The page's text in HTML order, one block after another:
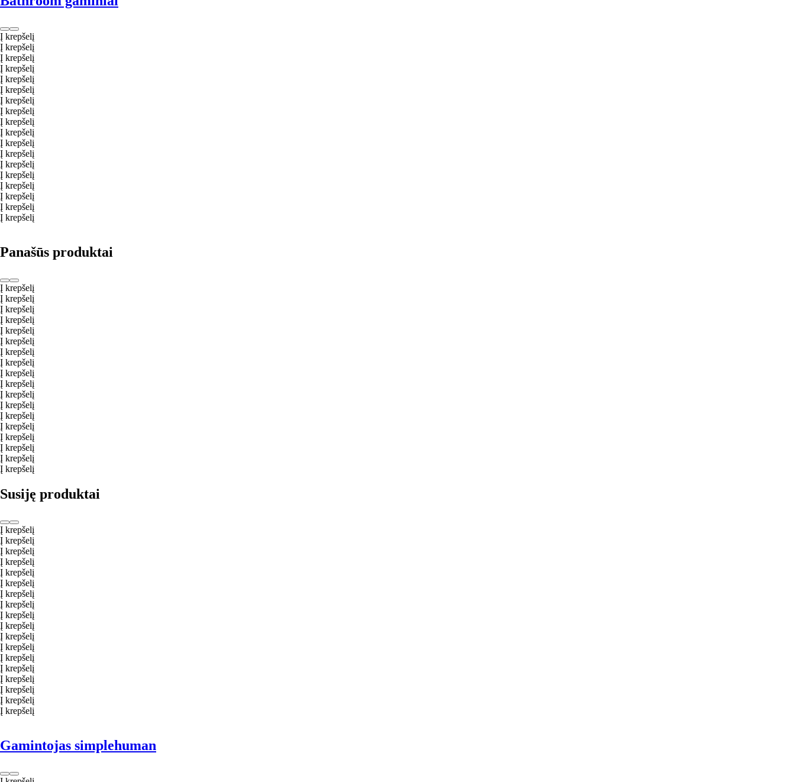
Į krepšelį
Į krepšelį
Į krepšelį
Į krepšelį
Į krepšelį
Į krepšelį
Į krepšelį
Į krepšelį
Į krepšelį
Į krepšelį
Į krepšelį
Į krepšelį
Į krepšelį
Į krepšelį
Į krepšelį
Į krepšelį
Į krepšelį
Į krepšelį
Panašūs produktai
Į krepšelį
Į krepšelį
Į krepšelį
Į krepšelį
Į krepšelį
Į krepšelį
Į krepšelį
Į krepšelį
Į krepšelį
Į krepšelį
Į krepšelį
Į krepšelį
Į krepšelį
Į krepšelį
Į krepšelį
Į krepšelį
Į krepšelį
Į krepšelį
Susiję produktai
Į krepšelį
Į krepšelį
Į krepšelį
Į krepšelį
Į krepšelį
Į krepšelį
Į krepšelį
Į krepšelį
Į krepšelį
Į krepšelį
Į krepšelį
Į krepšelį
Į krepšelį
Į krepšelį
Į krepšelį
Į krepšelį
Į krepšelį
Į krepšelį
Gamintojas simplehuman